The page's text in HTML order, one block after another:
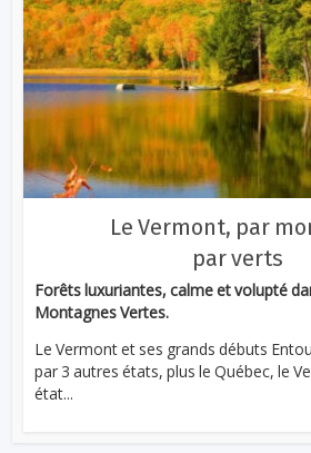
Le Vermont, par
par verts
Forêts luxuriantes, calme et volupté
Montagnes Vertes.
Le Vermont et ses grands débuts
par 3 autres états, plus le Québec, le
état...